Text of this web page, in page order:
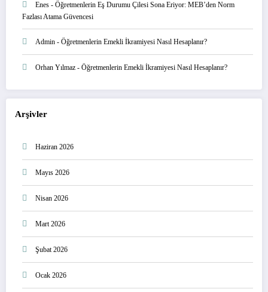
Enes - Öğretmenlerin Eş Durumu Çilesi Sona Eriyor: MEB’den Norm
Fazlası Atama Güvencesi
Admin - Öğretmenlerin Emekli İkramiyesi Nasıl Hesaplanır?
Orhan Yılmaz - Öğretmenlerin Emekli İkramiyesi Nasıl Hesaplanır?
Arşivler
Haziran 2026
Mayıs 2026
Nisan 2026
Mart 2026
Şubat 2026
Ocak 2026